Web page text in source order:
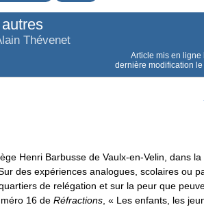
Thévenet
Article mis en ligne
dernière modification
Henri Barbusse de Vaulx-en-Velin, dans
des expériences analogues, scolaires ou
de relégation et sur la peur que
16 de Réfractions, « Les enfants, les